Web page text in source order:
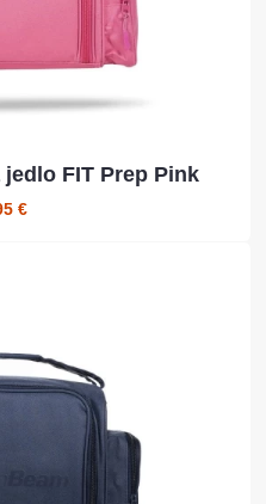
FIT Prep Pink
€